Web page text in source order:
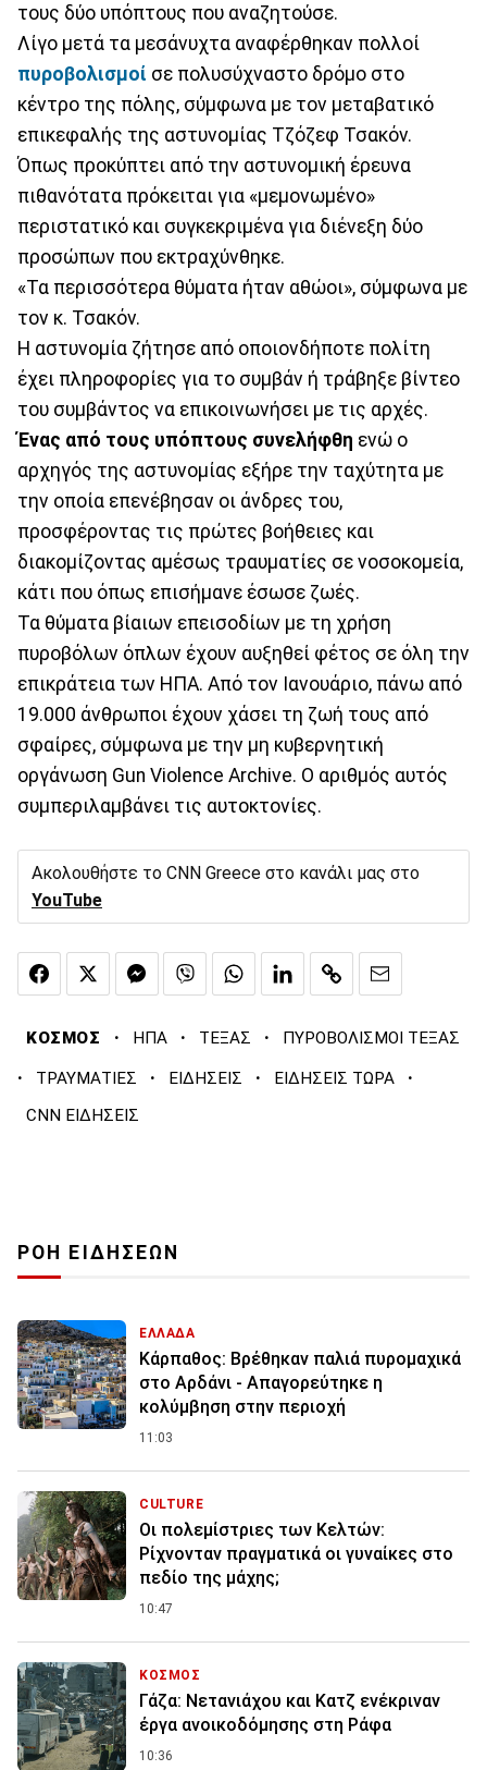
τους δύο υπόπτους που αναζητούσε.
Λίγο μετά τα μεσάνυχτα αναφέρθηκαν πολλοί
πυροβολισμοί σε πολυσύχναστο δρόμο στο
κέντρο της πόλης, σύμφωνα με τον μεταβατικό
επικεφαλής της αστυνομίας Τζόζεφ Τσακόν.
Όπως προκύπτει από την αστυνομική έρευνα
πιθανότατα πρόκειται για «μεμονωμένο»
περιστατικό και συγκεκριμένα για διένεξη δύο
προσώπων που εκτραχύνθηκε.
«Τα περισσότερα θύματα ήταν αθώοι», σύμφωνα με
τον κ. Τσακόν.
Η αστυνομία ζήτησε από οποιονδήποτε πολίτη
έχει πληροφορίες για το συμβάν ή τράβηξε βίντεο
του συμβάντος να επικοινωνήσει με τις αρχές.
Ένας από τους υπόπτους συνελήφθη ενώ ο
αρχηγός της αστυνομίας εξήρε την ταχύτητα με
την οποία επενέβησαν οι άνδρες του,
προσφέροντας τις πρώτες βοήθειες και
διακομίζοντας αμέσως τραυματίες σε νοσοκομεία,
κάτι που όπως επισήμανε έσωσε ζωές.
Τα θύματα βίαιων επεισοδίων με τη χρήση
πυροβόλων όπλων έχουν αυξηθεί φέτος σε όλη την
επικράτεια των ΗΠΑ. Από τον Ιανουάριο, πάνω από
19.000 άνθρωποι έχουν χάσει τη ζωή τους από
σφαίρες, σύμφωνα με την μη κυβερνητική
οργάνωση Gun Violence Archive. Ο αριθμός αυτός
συμπεριλαμβάνει τις αυτοκτονίες.
Ακολουθήστε το CNN Greece στο κανάλι μας στο
YouTube
ΚΟΣΜΟΣ · ΗΠΑ · ΤΕΞΑΣ · ΠΥΡΟΒΟΛΙΣΜΟΙ ΤΕΞΑΣ
· ΤΡΑΥΜΑΤΙΕΣ · ΕΙΔΗΣΕΙΣ · ΕΙΔΗΣΕΙΣ ΤΩΡΑ ·
CNN ΕΙΔΗΣΕΙΣ
ΡΟΗ ΕΙΔΗΣΕΩΝ
ΕΛΛΑΔΑ
Κάρπαθος: Βρέθηκαν παλιά πυρομαχικά
στο Αρδάνι - Απαγορεύτηκε η
κολύμβηση στην περιοχή
11:03
CULTURE
Οι πολεμίστριες των Κελτών:
Ρίχνονταν πραγματικά οι γυναίκες στο
πεδίο της μάχης;
10:47
ΚΟΣΜΟΣ
Γάζα: Νετανιάχου και Κατζ ενέκριναν
έργα ανοικοδόμησης στη Ράφα
10:36